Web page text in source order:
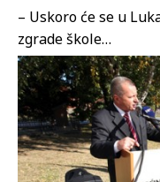
– Uskoro će se u
zgrade škole…